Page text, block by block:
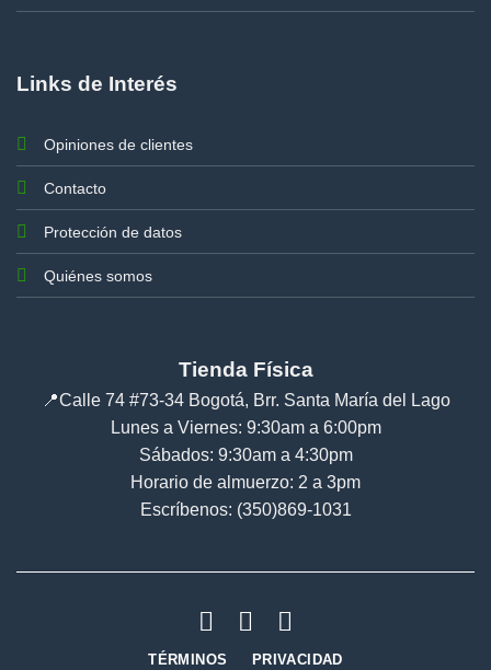
Links de Interés
Opiniones de clientes
Contacto
Protección de datos
Quiénes somos
Tienda Física
📍Calle 74 #73-34 Bogotá, Brr. Santa María del Lago
Lunes a Viernes: 9:30am a 6:00pm
Sábados: 9:30am a 4:30pm
Horario de almuerzo: 2 a 3pm
Escríbenos: (350)869-1031
TÉRMINOS PRIVACIDAD